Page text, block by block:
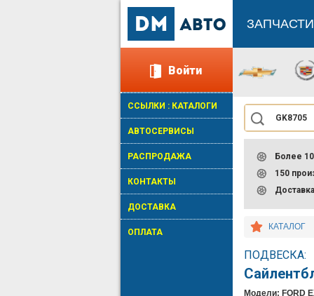
Войти
ССЫЛКИ : КАТАЛОГИ
АВТОСЕРВИСЫ
РАСПРОДАЖА
КОНТАКТЫ
ДОСТАВКА
ОПЛАТА
Более
150
Доставка
КАТАЛОГ
ПОДВЕСКА:
Модели: FORD